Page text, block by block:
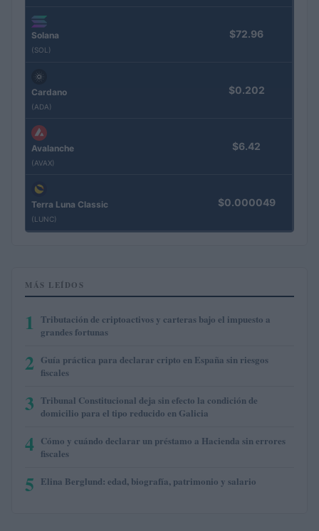
Solana
(SOL)
$72.96
Cardano
(ADA)
$0.202
Avalanche
(AVAX)
$6.42
Terra Luna Classic
(LUNC)
$0.000049
MÁS LEÍDOS
1 Tributación de criptoactivos y carteras bajo el impuesto a
grandes fortunas
2 Guía práctica para declarar cripto en España sin riesgos
fiscales
3 Tribunal Constitucional deja sin efecto la condición de
domicilio para el tipo reducido en Galicia
4 Cómo y cuándo declarar un préstamo a Hacienda sin errores
fiscales
5 Elina Berglund: edad, biografía, patrimonio y salario